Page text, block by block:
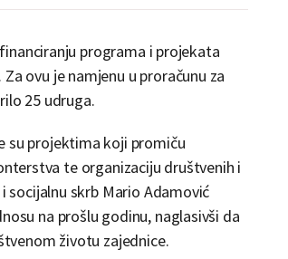
programa i projekata
ovu je namjenu u proračunu za
25 udruga.
su projektima koji promiču
te organizaciju društvenih i
skrb Mario Adamović
na prošlu godinu, naglasivši da
životu zajednice.